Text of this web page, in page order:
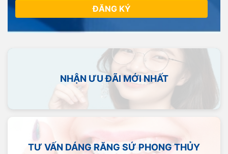
ĐĂNG KÝ
NHẬN ƯU ĐÃI MỚI NHẤT
TƯ VẤN DÁNG RĂNG SỨ PHONG THỦY